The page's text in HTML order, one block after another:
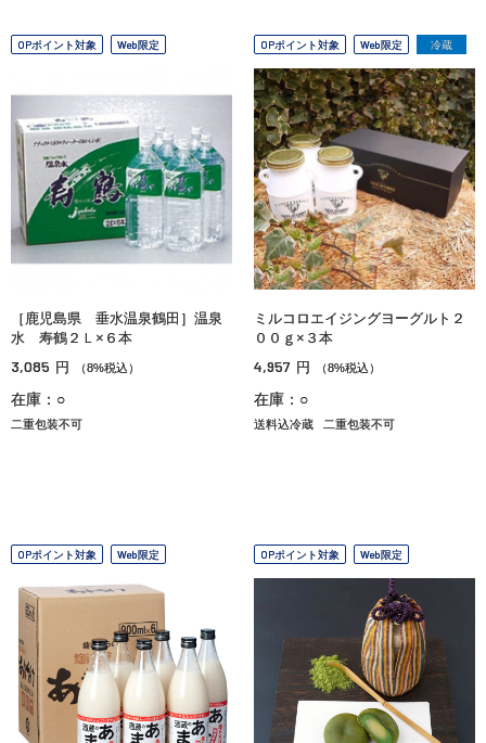
OPポイント対象 Web限定
［鹿児島県 垂水温泉鶴田］温泉
水 寿鶴２Ｌ×６本
3,085 円 （8%税込）
在庫：○
二重包装不可
OPポイント対象 Web限定 冷蔵
ミルコロエイジングヨーグルト２
００ｇ×３本
4,957 円 （8%税込）
在庫：○
送料込冷蔵 二重包装不可
OPポイント対象 Web限定 OPポイント対象 Web限定